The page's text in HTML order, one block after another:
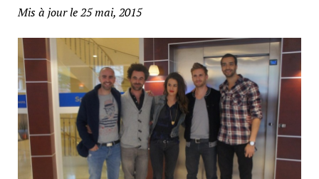
Mis à jour le 25 mai, 2015